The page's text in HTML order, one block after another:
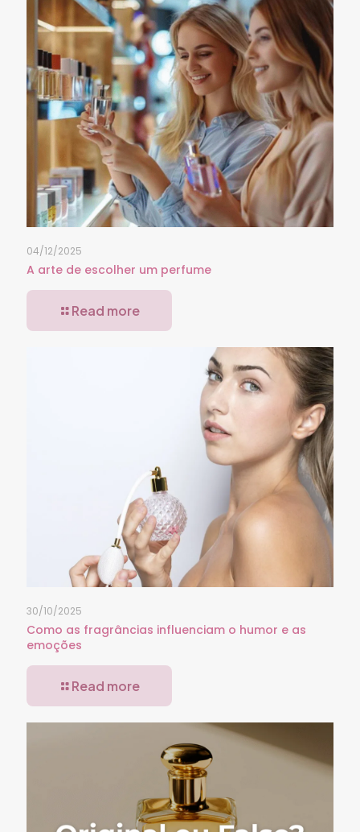
04/12/2025
A arte de escolher um perfume
Read more
30/10/2025
Como as fragrâncias influenciam o humor e as
emoções
Read more